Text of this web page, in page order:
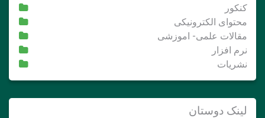
کنکور
محتوای الکترونیکی
مقالات علمی- اموزشی
نرم افزار
نشریات
لینک دوستان